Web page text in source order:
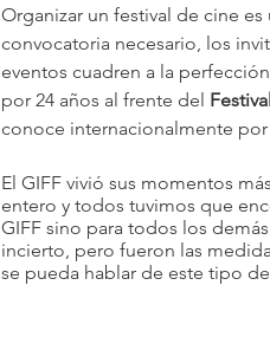
Organizar un festival de cine
convocatoria necesario, los
eventos cuadren a la
por 24 años al frente del
conoce internacionalmente por
El GIFF vivió sus momentos
entero y todos tuvimos que
GIFF sino para todos los
incierto, pero fueron las
se pueda hablar de este tipo